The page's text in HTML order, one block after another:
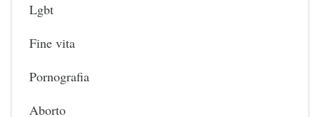
Lgbt
Fine vita
Pornografia
Aborto